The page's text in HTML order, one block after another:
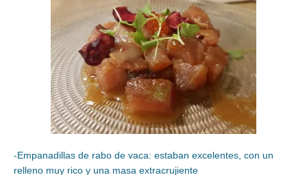
-Empanadillas de rabo de vaca: estaban excelentes, con un
relleno muy rico y una masa extracrujiente